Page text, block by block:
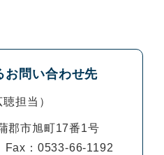
お問い合わせ先
聴担当
郡市旭町17番1号
Fax：0533-66-1192